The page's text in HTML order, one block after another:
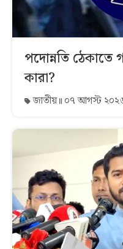
পদোন্নতি ঠেকাতে
কারা?
জাতীয় ০৭ আগস্ট